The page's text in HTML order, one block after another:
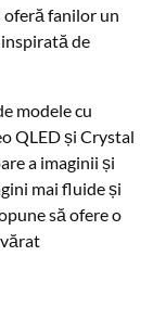
oferă fanilor un
de
modele cu
QLED și Crystal
a imaginii și
mai fluide și
să ofere o